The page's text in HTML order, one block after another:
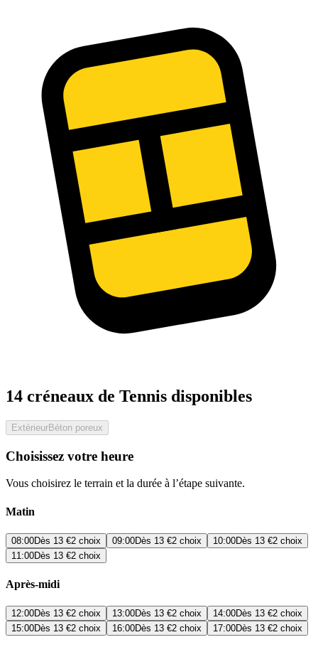
14 créneaux de Tennis disponibles
ExtérieurBéton poreux
Choisissez votre heure
Vous choisirez le terrain et la durée à l’étape suivante.
Matin
08:00Dès 13 €2 choix 09:00Dès 13 €2 choix 10:00Dès 13 €2 choix
11:00Dès 13 €2 choix
Après-midi
12:00Dès 13 €2 choix 13:00Dès 13 €2 choix 14:00Dès 13 €2 choix
15:00Dès 13 €2 choix 16:00Dès 13 €2 choix 17:00Dès 13 €2 choix